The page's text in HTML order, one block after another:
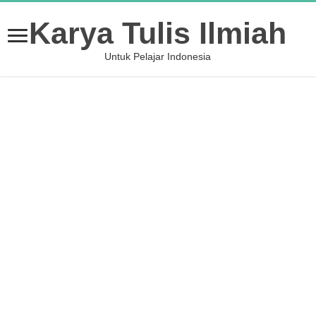
Karya Tulis Ilmiah
Untuk Pelajar Indonesia